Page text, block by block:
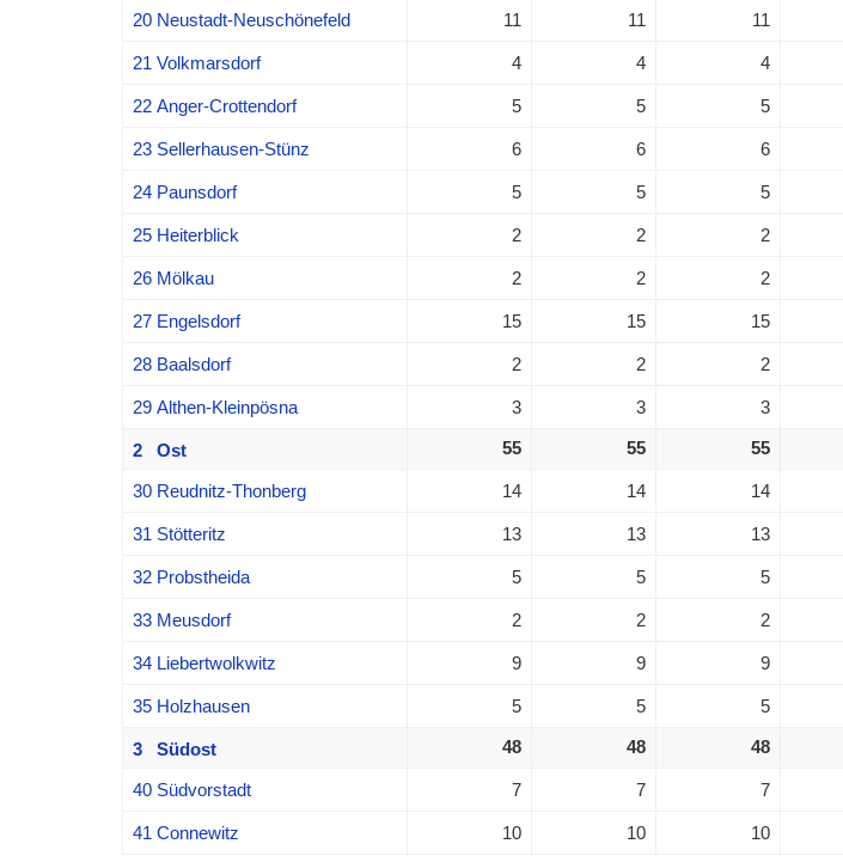
20 Neustadt-Neuschönefeld 11 11 11
21 Volkmarsdorf 4 4 4
22 Anger-Crottendorf 5 5 5
23 Sellerhausen-Stünz 6 6 6
24 Paunsdorf 5 5 5
25 Heiterblick 2 2 2
26 Mölkau 2 2 2
27 Engelsdorf 15 15 15
28 Baalsdorf 2 2 2
29 Althen-Kleinpösna 3 3 3
2 Ost 55 55 55
30 Reudnitz-Thonberg 14 14 14
31 Stötteritz 13 13 13
32 Probstheida 5 5 5
33 Meusdorf 2 2 2
34 Liebertwolkwitz 9 9 9
35 Holzhausen 5 5 5
3 Südost 48 48 48
40 Südvorstadt 7 7 7
41 Connewitz 10 10 10